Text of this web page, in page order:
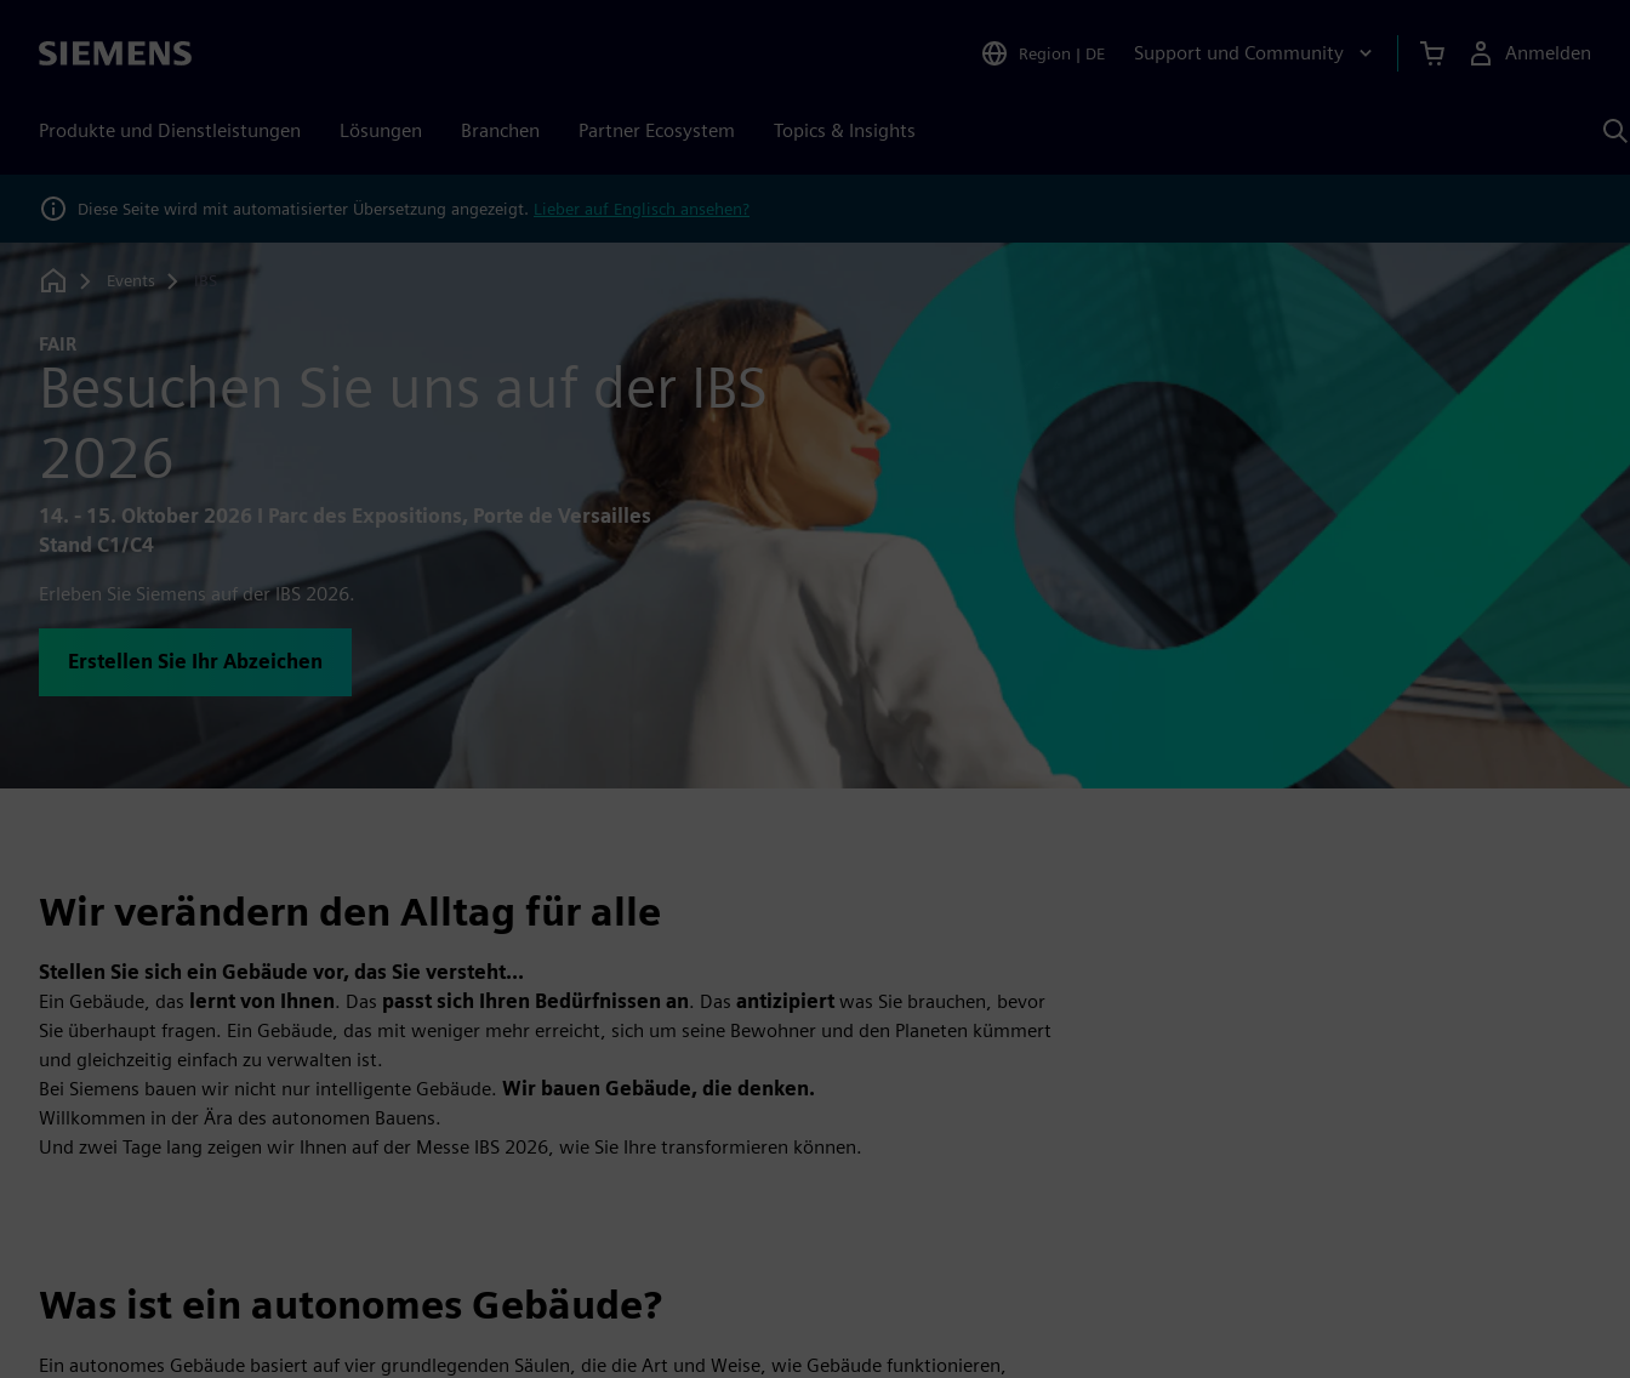
Siemens Region | DE Support und Community Anmelden
Produkte und Dienstleistungen Lösungen Branchen Partner Ecosystem Topics & Insights
KI
Diese Seite wird mit automatisierter Übersetzung angezeigt. Lieber auf Englisch ansehen?
Home
Events IBS
FAIR
Besuchen Sie uns auf der IBS
2026
14. - 15. Oktober 2026 I Parc des Expositions, Porte de Versailles
Stand C1/C4
Erleben Sie Siemens auf der IBS 2026.
Erstellen Sie Ihr Abzeichen
Wir verändern den Alltag für alle
Stellen Sie sich ein Gebäude vor, das Sie versteht...
Ein Gebäude, das lernt von Ihnen. Das passt sich Ihren Bedürfnissen an. Das antizipiert was Sie brauchen, bevor
Sie überhaupt fragen. Ein Gebäude, das mit weniger mehr erreicht, sich um seine Bewohner und den Planeten kümmert
und gleichzeitig einfach zu verwalten ist.
Bei Siemens bauen wir nicht nur intelligente Gebäude. Wir bauen Gebäude, die denken.
Willkommen in der Ära des autonomen Bauens.
Und zwei Tage lang zeigen wir Ihnen auf der Messe IBS 2026, wie Sie Ihre transformieren können.
Was ist ein autonomes Gebäude?
Ein autonomes Gebäude basiert auf vier grundlegenden Säulen, die die Art und Weise, wie Gebäude funktionieren,